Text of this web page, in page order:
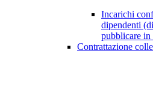
Incarichi
dipendenti
pubblicare in
Contrattazione